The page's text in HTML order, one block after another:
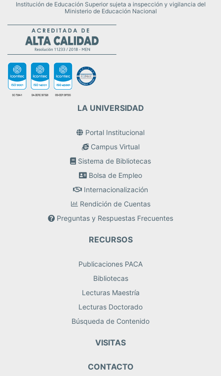
Institución de Educación Superior sujeta a inspección y vigilancia del
Ministerio de Educación Nacional
LA UNIVERSIDAD
Portal Institucional
Campus Virtual
Sistema de Bibliotecas
Bolsa de Empleo
Internacionalización
Rendición de Cuentas
Preguntas y Respuestas Frecuentes
RECURSOS
Publicaciones PACA
Bibliotecas
Lecturas Maestría
Lecturas Doctorado
Búsqueda de Contenido
VISITAS
CONTACTO